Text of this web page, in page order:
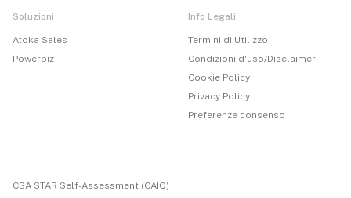
Soluzioni
Atoka Sales
Powerbiz
Info Legali
Termini di Utilizzo
Condizioni d'uso/Disclaimer
Cookie Policy
Privacy Policy
Preferenze consenso
CSA STAR Self-Assessment (CAIQ)